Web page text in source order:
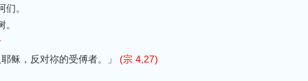
。
耶稣，反对祢的受傅者。」(宗 4,27)